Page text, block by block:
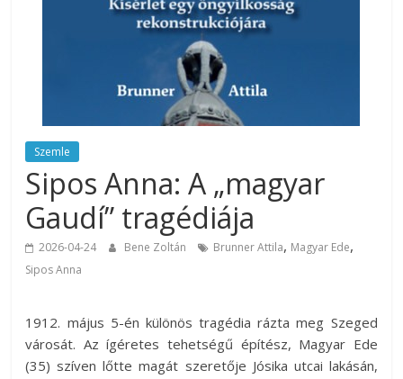
Szemle
Sipos Anna: A „magyar
Gaudí” tragédiája
2026-04-24 Bene Zoltán Brunner Attila, Magyar Ede,
Sipos Anna
1912. május 5-én különös tragédia rázta meg Szeged
városát. Az ígéretes tehetségű építész, Magyar Ede
(35) szíven lőtte magát szeretője Jósika utcai lakásán,